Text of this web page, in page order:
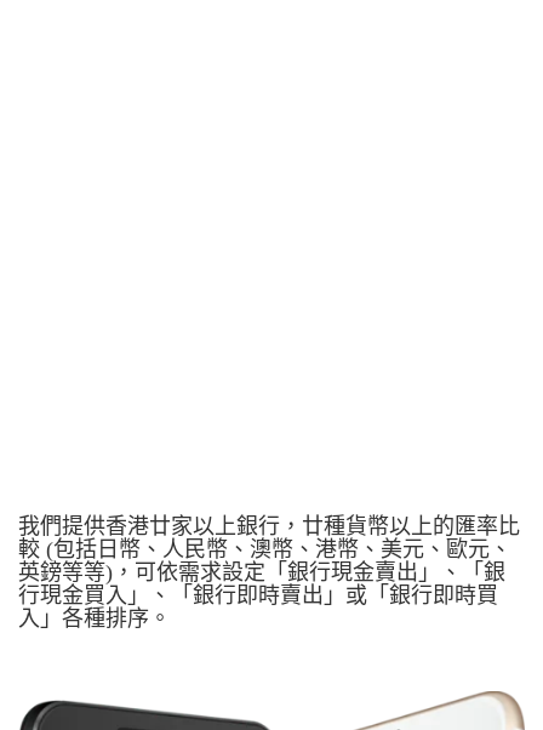
我們提供香港廿家以上銀行，廿種貨幣以上的匯率比
較 (包括日幣、人民幣、澳幣、港幣、美元、歐元、
英鎊等等)，可依需求設定「銀行現金賣出」、「銀
行現金買入」、「銀行即時賣出」或「銀行即時買
入」各種排序。